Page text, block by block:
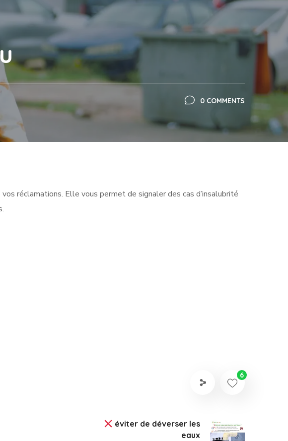
0 COMMENTS
réclamations. Elle vous permet de signaler des cas d’insalubrité
6
éviter de déverser les
eaux